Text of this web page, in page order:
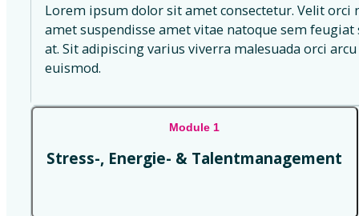
Lorem ipsum dolor sit amet consectetur. Velit
amet suspendisse amet vitae natoque sem
at. Sit adipiscing varius viverra malesuada orci
euismod.
Module 1
Stress-, Energie- & Talentmanagement